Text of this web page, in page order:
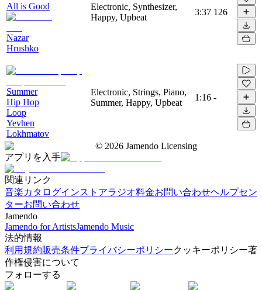
All is Good
Nazar
Hrushko
Electronic, Synthesizer,
Happy, Upbeat
3:37 126
Summer
Hip Hop
Loop
Yevhen
Lokhmatov
Electronic, Strings, Piano,
Summer, Happy, Upbeat
1:16 -
© 2026 Jamendo Licensing
アプリを入手
関連リンク
音楽カタログインストアラジオ料金お問い合わせヘルプセン
ターお問い合わせ
Jamendo
Jamendo for ArtistsJamendo Music
法的情報
利用規約販売条件プライバシーポリシークッキーポリシー著
作権侵害について
フォローする